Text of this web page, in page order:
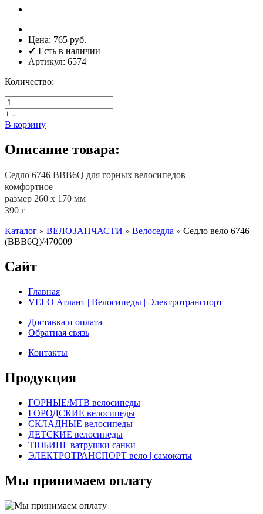
Цена: 765 руб.
✔ Есть в наличии
Артикул: 6574
Количество:
+ -
В корзину
Описание товара:
Седло 6746 BBB6Q для горных велосипедов
комфортное
размер 260 х 170 мм
390 г
Каталог » ВЕЛОЗАПЧАСТИ » Велоседла » Седло вело 6746
(BBB6Q)/470009
Сайт
Главная
VELO Атлант | Велосипеды | Электротранспорт
Доставка и оплата
Обратная связь
Контакты
Продукция
ГОРНЫЕ/MTB велосипеды
ГОРОДСКИЕ велосипеды
СКЛАДНЫЕ велосипеды
ДЕТСКИЕ велосипеды
ТЮБИНГ ватрушки санки
ЭЛЕКТРОТРАНСПОРТ вело | самокаты
Мы принимаем оплату